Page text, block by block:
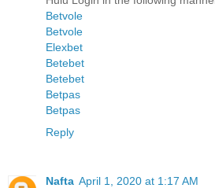
Betvole
Betvole
Elexbet
Betebet
Betebet
Betpas
Betpas
Reply
Nafta April 1, 2020 at 1:17 AM